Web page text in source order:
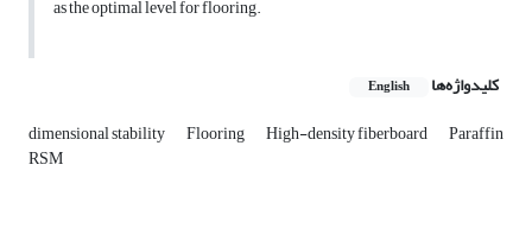
as the optimal level for flooring.
کلیدواژه‌ها English
dimensional stability Flooring High-density fiberboard Paraffin
RSM